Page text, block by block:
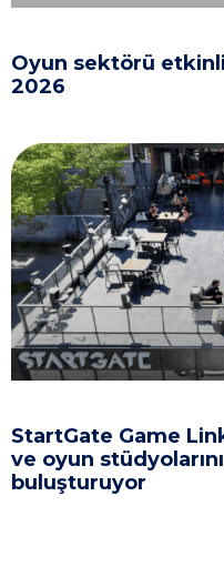
Oyun sektörü
2026
StartGate Game
ve oyun
buluşturuyor